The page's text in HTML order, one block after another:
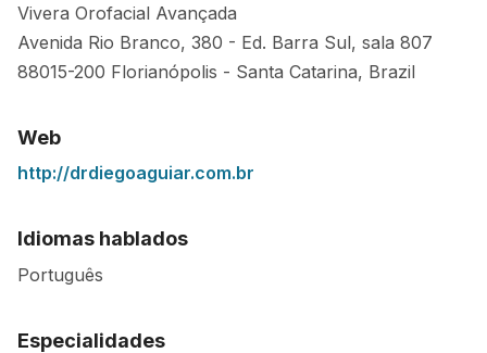
Vivera Orofacial Avançada
Avenida Rio Branco, 380 - Ed. Barra Sul, sala 807
88015-200 Florianópolis - Santa Catarina, Brazil
Web
http://drdiegoaguiar.com.br
Idiomas hablados
Português
Especialidades